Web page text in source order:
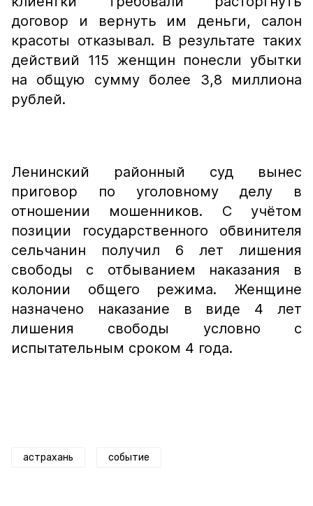
договор и вернуть им деньги, салон
красоты отказывал. В результате таких
действий 115 женщин понесли убытки
на общую сумму более 3,8 миллиона
рублей.
Ленинский районный суд вынес
приговор по уголовному делу в
отношении мошенников. С учётом
позиции государственного обвинителя
сельчанин получил 6 лет лишения
свободы с отбыванием наказания в
колонии общего режима. Женщине
назначено наказание в виде 4 лет
лишения свободы условно с
испытательным сроком 4 года.
астрахань событие